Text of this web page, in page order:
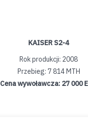
KAISER S2-4
Rok produkcji: 2008
Przebieg: 7 814 MTH
Cena wywoławcza: 27 000